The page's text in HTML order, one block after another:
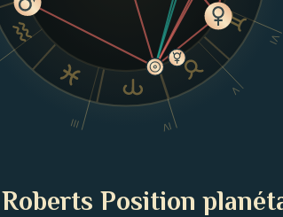
III IV
V
VI
Position